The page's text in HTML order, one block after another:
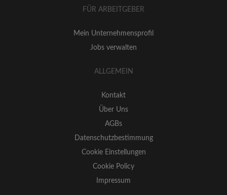
FÜR ARBEITGEBER
Mein Unternehmensprofil
Jobs verwalten
ALLGEMEIN
Kontakt
Über Uns
AGBs
Datenschutzbestimmung
Cookie Einstellungen
Cookie Policy
Impressum